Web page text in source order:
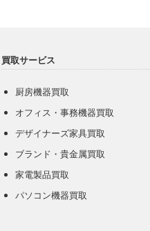
買取サービス
厨房機器買取
オフィス・事務機器買取
デザイナーズ家具買取
ブランド・貴金属買取
家電製品買取
パソコン機器買取